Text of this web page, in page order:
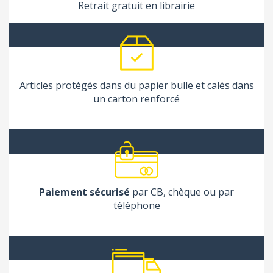
Retrait gratuit en librairie
Articles protégés dans du papier bulle et calés dans
un carton renforcé
Paiement sécurisé par CB, chèque ou par
téléphone